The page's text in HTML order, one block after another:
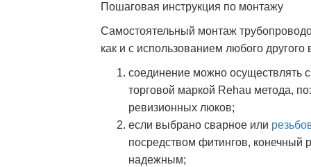
Пошаговая инструкция по монтажу
Самостоятельный монтаж
как и с использованием любого
соединение можно осуществлять
торговой маркой Rehau метода,
ревизионных люков;
если выбрано сварное или
посредством фитингов, конечный
надежным;